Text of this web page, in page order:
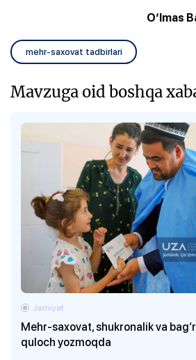
O‘lmas
mehr-saxovat tadbirlari
Mavzuga oid boshqa
Mehr-saxovat, shukronalik va
quloch yozmoqda
Jamiyat